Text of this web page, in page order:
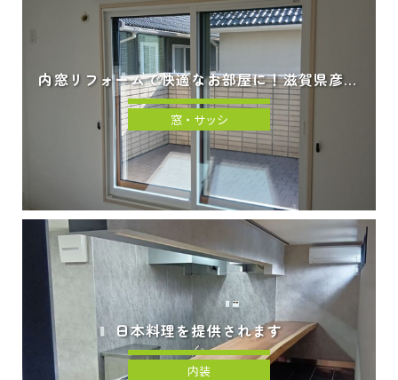
内窓リフォームで快適なお部屋に！滋賀県彦根
市の窓断熱工事
窓・サッシ
日本料理を提供されます
内装